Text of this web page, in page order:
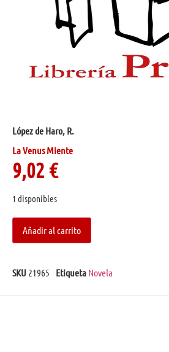
López de Haro, R.
La Venus Miente
9,02 €
1 disponibles
Añadir al carrito
SKU 21965 Etiqueta Novela